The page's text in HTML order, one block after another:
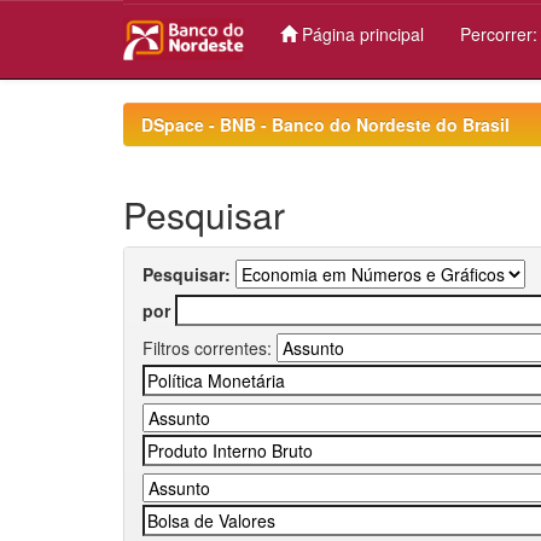
Página principal Percorrer:
DSpace - BNB - Banco do Nordeste do Brasil
Pesquisar
Pesquisar:
por
Filtros correntes: